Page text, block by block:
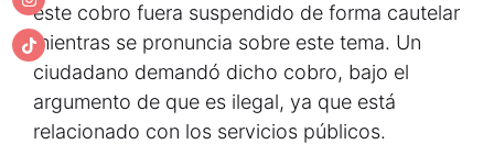
este cobro fuera suspendido de forma cautelar
mientras se pronuncia sobre este tema. Un
ciudadano demandó dicho cobro, bajo el
argumento de que es ilegal, ya que está
relacionado con los servicios públicos.